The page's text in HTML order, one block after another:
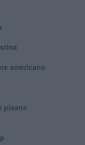
americano
pisano